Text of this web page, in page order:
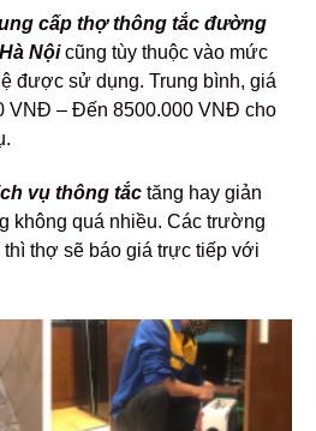
cấp thợ thông tắc đường
Nộicũng tùy thuộc vào mức
được sử dụng. Trung bình, giá
VNĐ – Đến 8500.000 VNĐ cho
vụ thông tắc tăng hay giản
không quá nhiều. Các trường
thợ sẽ báo giá trực tiếp với